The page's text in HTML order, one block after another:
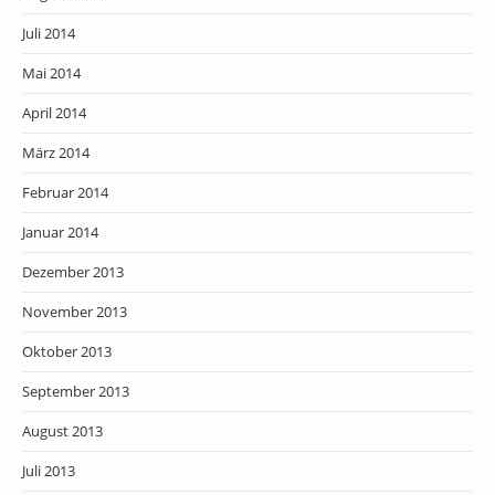
Juli 2014
Mai 2014
April 2014
März 2014
Februar 2014
Januar 2014
Dezember 2013
November 2013
Oktober 2013
September 2013
August 2013
Juli 2013